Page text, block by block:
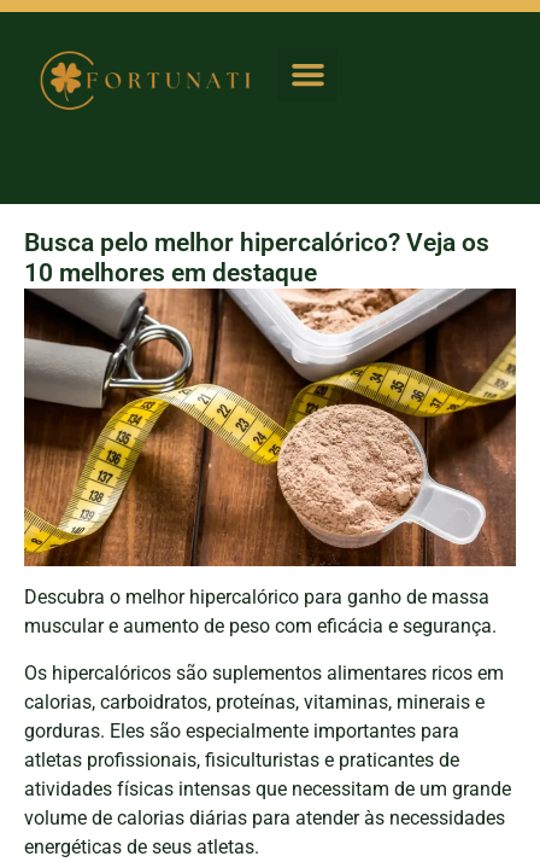
Busca pelo melhor hipercalórico? Veja os
10 melhores em destaque
Descubra o melhor hipercalórico para ganho de massa
muscular e aumento de peso com eficácia e segurança.
Os hipercalóricos são suplementos alimentares ricos em
calorias, carboidratos, proteínas, vitaminas, minerais e
gorduras. Eles são especialmente importantes para
atletas profissionais, fisiculturistas e praticantes de
atividades físicas intensas que necessitam de um grande
volume de calorias diárias para atender às necessidades
energéticas de seus atletas.